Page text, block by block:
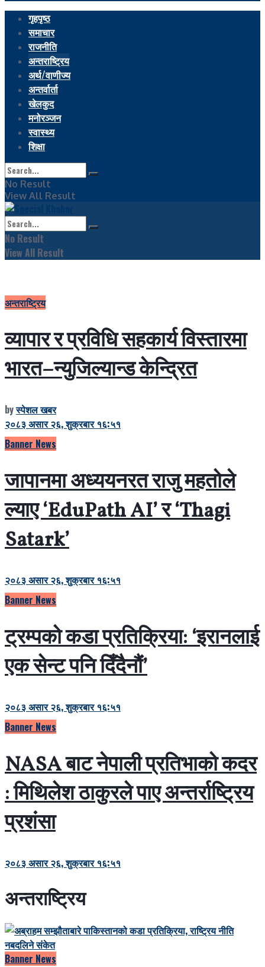
गृहपृष्ठ
समाचार
राजनीति
अन्तराष्ट्रिय
अर्थ/वाणीज्य
अन्तर्वार्ता
खेलकुद
मनोरञ्जन
स्वास्थ्य
शिक्षा
No Result
View All Result
No Result
View All Result
अन्तराष्ट्रिय
व्यापार र प्रविधि सहकार्य विस्तारमा
भारत–न्युजिल्यान्ड केन्द्रित
byस्पेशल खबर
२०८३ असार २६, शुक्रबार १६:५१
Banner News
जापानमा अध्ययनरत राजु महतोले
ल्याए ‘EduPath AI’ र ‘Thagi
Satark’
२०८३ असार २६, शुक्रबार १६:५१
Banner News
ट्रम्पको कडा प्रतिक्रिया: ‘इरानलाई
एक सेन्ट पनि दिँदैनौं’
२०८३ असार २६, शुक्रबार १६:५१
Banner News
NASA बाट नेपाली प्रतिभाको कदर
: मिथिलेश ठाकुरले पाए अन्तर्राष्ट्रिय
प्रशंसा
२०८३ असार २६, शुक्रबार १६:५१
अन्तराष्ट्रिय
Banner News